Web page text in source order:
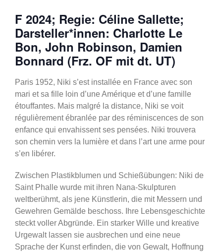
F 2024; Regie: Céline Sallette;
Darsteller*innen: Charlotte Le
Bon, John Robinson, Damien
Bonnard (Frz. OF mit dt. UT)
Paris 1952, Niki s’est installée en France avec son
mari et sa fille loin d’une Amérique et d’une famille
étouffantes. Mais malgré la distance, Niki se voit
régulièrement ébranlée par des réminiscences de son
enfance qui envahissent ses pensées. Niki trouvera
son chemin vers la lumière et dans l’art une arme pour
s’en libérer.
Zwischen Plastikblumen und Schießübungen: Niki de
Saint Phalle wurde mit ihren Nana-Skulpturen
weltberühmt, als jene Künstlerin, die mit Messern und
Gewehren Gemälde beschoss. Ihre Lebensgeschichte
steckt voller Abgründe. Ein starker Wille und kreative
Urgewalt lassen sie ausbrechen und eine neue
Sprache der Kunst erfinden, die von Gewalt, Hoffnung